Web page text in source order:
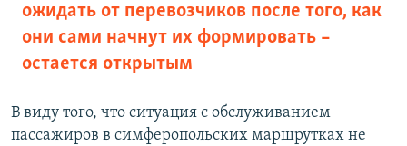
ожидать от перевозчиков после того, как
они сами начнут их формировать –
остается открытым
В виду того, что ситуация с обслуживанием
пассажиров в симферопольских маршрутках не